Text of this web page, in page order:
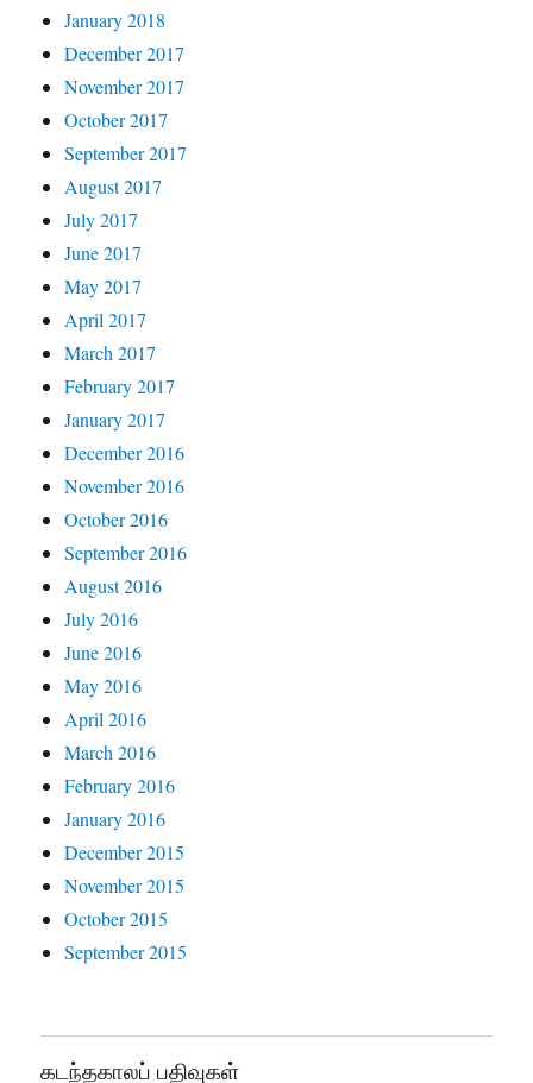
January 2018
December 2017
November 2017
October 2017
September 2017
August 2017
July 2017
June 2017
May 2017
April 2017
March 2017
February 2017
January 2017
December 2016
November 2016
October 2016
September 2016
August 2016
July 2016
June 2016
May 2016
April 2016
March 2016
February 2016
January 2016
December 2015
November 2015
October 2015
September 2015
கடந்தகாலப் பதிவுகள்